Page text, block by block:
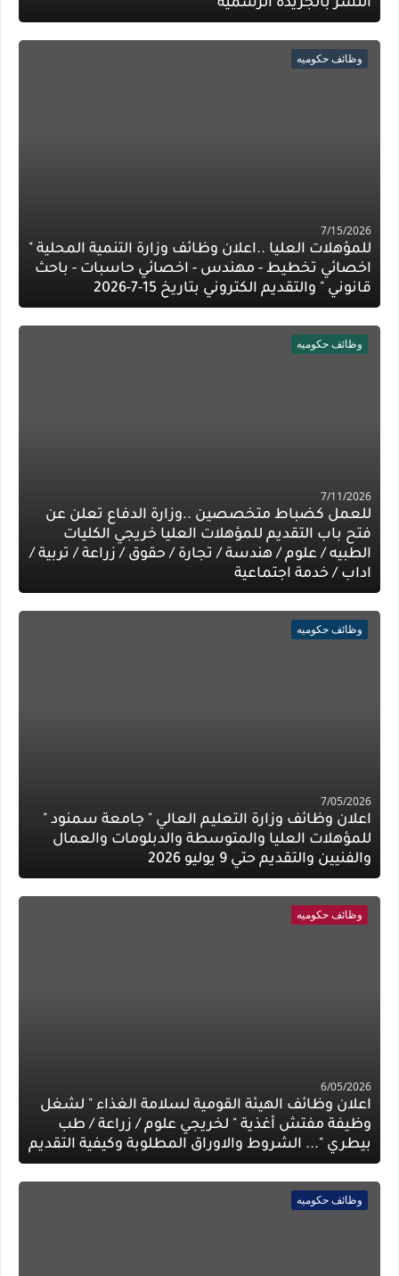
النشر بالجريدة الرسمية
وظائف حكوميه
7/15/2026
للمؤهلات العليا ..اعلان وظائف وزارة التنمية المحلية "
اخصائي تخطيط - مهندس - اخصائي حاسبات - باحث
قانوني " والتقديم الكتروني بتاريخ 15-7-2026
وظائف حكوميه
7/11/2026
للعمل كضباط متخصصين ..وزارة الدفاع تعلن عن
فتح باب التقديم للمؤهلات العليا خريجي الكليات
الطبيه / علوم / هندسة / تجارة / حقوق / زراعة / تربية /
اداب / خدمة اجتماعية
وظائف حكوميه
7/05/2026
اعلان وظائف وزارة التعليم العالي " جامعة سمنود "
للمؤهلات العليا والمتوسطة والدبلومات والعمال
والفنيين والتقديم حتي 9 يوليو 2026
وظائف حكوميه
6/05/2026
اعلان وظائف الهيئة القومية لسلامة الغذاء " لشغل
وظيفة مفتش أغذية " لخريجي علوم / زراعة / طب
بيطري "... الشروط والاوراق المطلوبة وكيفية التقديم
وظائف حكوميه